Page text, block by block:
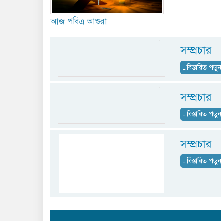
আজ পবিত্র আশুরা
সম্প্রচার
...বিস্তারিত পড়ুন
সম্প্রচার
...বিস্তারিত পড়ুন
সম্প্রচার
...বিস্তারিত পড়ুন